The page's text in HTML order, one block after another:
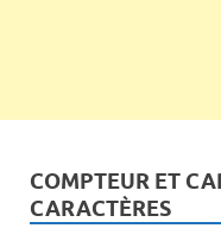
COMPTEUR ET
CARACTÈRES